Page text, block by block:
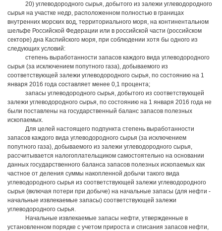
20) углеводородного сырья, добытого из залежи углеводородного
сырья на участке недр, расположенном полностью в границах
внутренних морских вод, территориального моря, на континентальном
шельфе Российской Федерации или в российской части (российском
секторе) дна Каспийского моря, при соблюдении хотя бы одного из
следующих условий:
степень выработанности запасов каждого вида углеводородного
сырья (за исключением попутного газа), добываемого из
соответствующей залежи углеводородного сырья, по состоянию на 1
января 2016 года составляет менее 0,1 процента;
запасы углеводородного сырья, добытого из соответствующей
залежи углеводородного сырья, по состоянию на 1 января 2016 года не
были поставлены на государственный баланс запасов полезных
ископаемых.
Для целей настоящего подпункта степень выработанности
запасов каждого вида углеводородного сырья (за исключением
попутного газа), добываемого из залежи углеводородного сырья,
рассчитывается налогоплательщиком самостоятельно на основании
данных государственного баланса запасов полезных ископаемых как
частное от деления суммы накопленной добычи такого вида
углеводородного сырья из соответствующей залежи углеводородного
сырья (включая потери при добыче) на начальные запасы (для нефти -
начальные извлекаемые запасы) соответствующей залежи
углеводородного сырья.
Начальные извлекаемые запасы нефти, утвержденные в
установленном порядке с учетом прироста и списания запасов нефти,